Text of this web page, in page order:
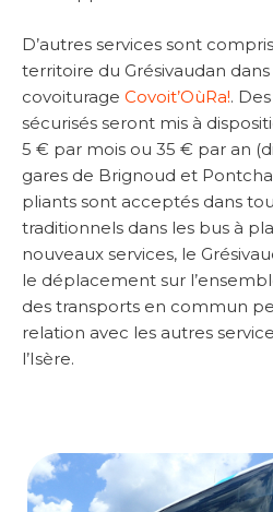
D’autres services sont
territoire du Grésivaudan
covoiturage Covoit’OùRa!.
sécurisés seront mis à
5 € par mois ou 35 € par an
gares de Brignoud et
pliants sont acceptés dans
traditionnels dans les bus à
nouveaux services, le
le déplacement sur
des transports en commun
relation avec les autres
l’Isère.